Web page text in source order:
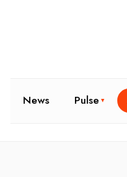
News Pulse